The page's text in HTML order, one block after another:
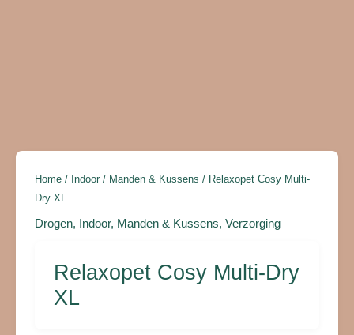
Home / Indoor / Manden & Kussens / Relaxopet Cosy Multi-
Dry XL
Drogen, Indoor, Manden & Kussens, Verzorging
Relaxopet Cosy Multi-Dry
XL